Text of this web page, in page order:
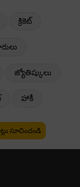
క్రికెట్
జ్యోతిష్కులు
హాకీ
సూచించండి